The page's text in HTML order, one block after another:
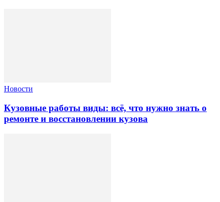
Новости
Кузовные работы виды: всё, что нужно знать о
ремонте и восстановлении кузова